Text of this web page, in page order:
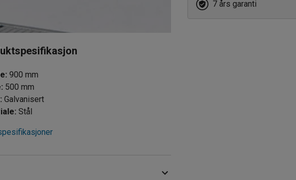
: 900 mm
: 500 mm
: Galvanisert
: Stål
7 års garanti